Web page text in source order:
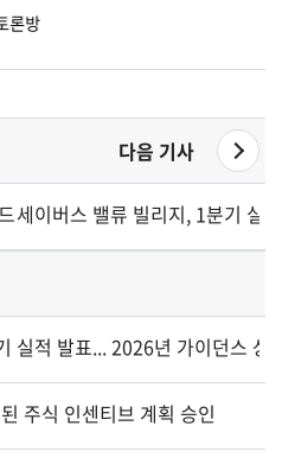
다음 기사
속 전망 재조정
세이버스 밸류 빌리지, 1분기 실
실적 발표... 2026년 가이던스 상
주식 인센티브 계획 승인